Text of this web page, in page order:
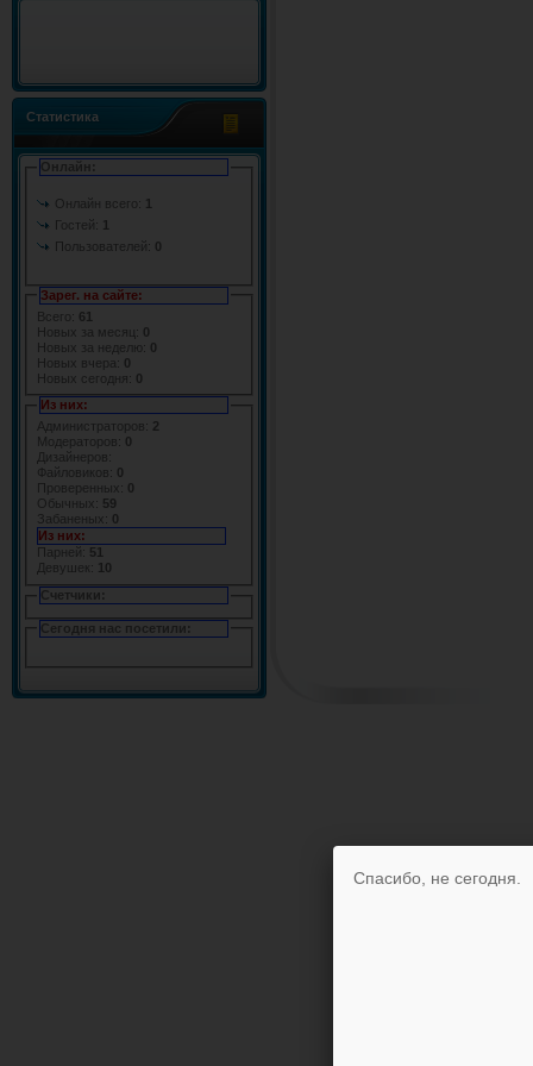
Статистика
Онлайн:
Онлайн всего: 1
Гостей: 1
Пользователей: 0
Зарег. на сайте:
Всего: 61
Новых за месяц: 0
Новых за неделю: 0
Новых вчера: 0
Новых сегодня: 0
Из них:
Администраторов: 2
Модераторов: 0
Дизайнеров:
Файловиков: 0
Проверенных: 0
Обычных: 59
Забаненых: 0
Из них:
Парней: 51
Девушек:
10
Счетчики:
Сегодня нас посетили:
Спасибо, не сегодня.